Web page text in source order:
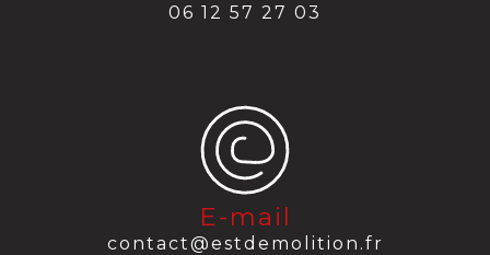
06 12 57 27 03
E-mail
contact@estdemolition.fr